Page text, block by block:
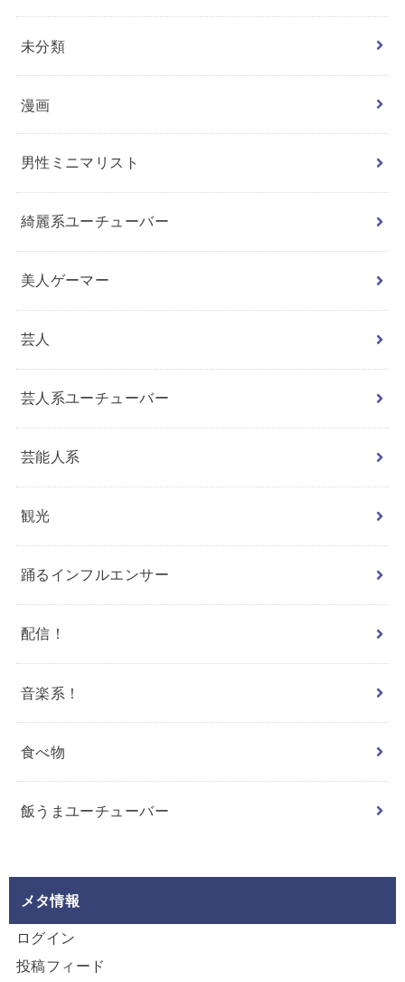
未分類
漫画
男性ミニマリスト
綺麗系ユーチューバー
美人ゲーマー
芸人
芸人系ユーチューバー
芸能人系
観光
踊るインフルエンサー
配信！
音楽系！
食べ物
飯うまユーチューバー
メタ情報
ログイン
投稿フィード